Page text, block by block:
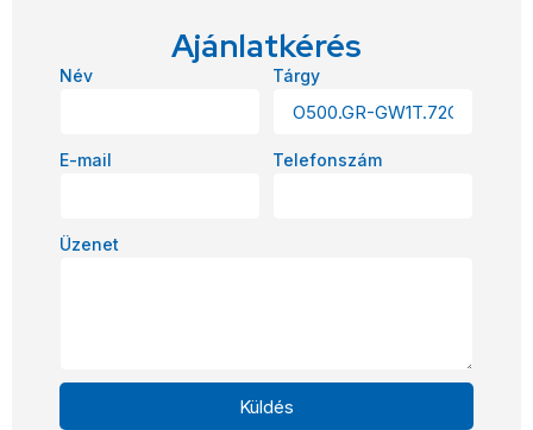
Ajánlatkérés
Név Tárgy
E-mail Telefonszám
Üzenet
Küldés